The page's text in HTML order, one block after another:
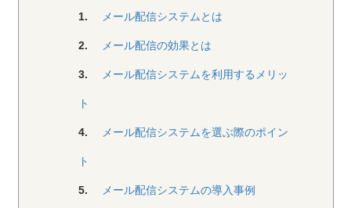
1. メール配信システムとは
2. メール配信の効果とは
3. メール配信システムを利用するメリッ
ト
4. メール配信システムを選ぶ際のポイン
ト
5. メール配信システムの導入事例